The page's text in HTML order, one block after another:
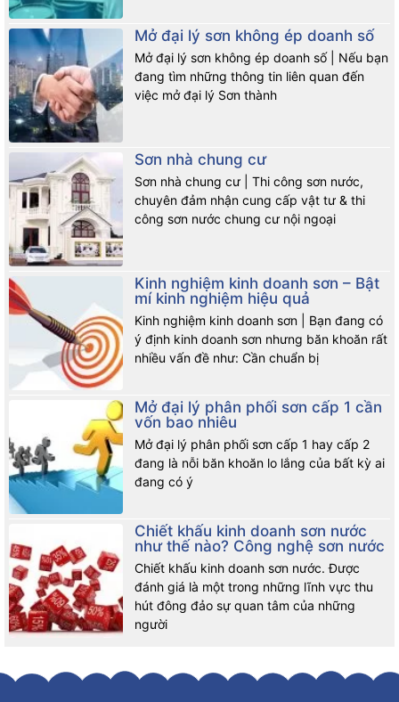
Mở đại lý sơn không ép doanh số
Mở đại lý sơn không ép doanh số | Nếu bạn
đang tìm những thông tin liên quan đến
việc mở đại lý Sơn thành
Sơn nhà chung cư
Sơn nhà chung cư | Thi công sơn nước,
chuyên đảm nhận cung cấp vật tư & thi
công sơn nước chung cư nội ngoại
Kinh nghiệm kinh doanh sơn – Bật
mí kinh nghiệm hiệu quả
Kinh nghiệm kinh doanh sơn | Bạn đang có
ý định kinh doanh sơn nhưng băn khoăn rất
nhiều vấn đề như: Cần chuẩn bị
Mở đại lý phân phối sơn cấp 1 cần
vốn bao nhiêu
Mở đại lý phân phối sơn cấp 1 hay cấp 2
đang là nỗi băn khoăn lo lắng của bất kỳ ai
đang có ý
Chiết khấu kinh doanh sơn nước
như thế nào? Công nghệ sơn nước
Chiết khấu kinh doanh sơn nước. Được
đánh giá là một trong những lĩnh vực thu
hút đông đảo sự quan tâm của những
người